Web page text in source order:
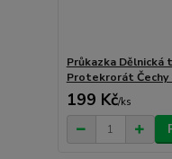
Průkazka Dělnická
Protekrorát Čechy
199 Kč/ks